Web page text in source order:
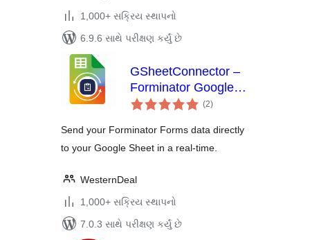
1,000+ સક્રિય સ્થાપનો
6.9.6 સાથે પરીક્ષણ કર્યું છે
GSheetConnector –
Forminator Google
Sheets Connector,
Submissions
(2કુલ
રેટિંગ્સ
)
Send your Forminator Forms data directly
to your Google Sheet in a real-time.
WesternDeal
1,000+ સક્રિય સ્થાપનો
7.0.3 સાથે પરીક્ષણ કર્યું છે